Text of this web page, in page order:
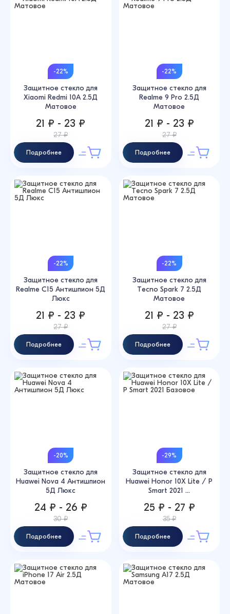
-22%
Защитное стекло для
Xiaomi Redmi 10A 2.5Д
Матовое
21 ₽ - 23 ₽
27 ₽
Подробнее
-22%
Защитное стекло для
Realme 9 Pro 2.5Д
Матовое
21 ₽ - 23 ₽
27 ₽
Подробнее
-22%
Защитное стекло для
Realme C15 Антишпион 5Д
Люкс
21 ₽ - 23 ₽
27 ₽
Подробнее
-22%
Защитное стекло для
Tecno Spark 7 2.5Д
Матовое
21 ₽ - 23 ₽
27 ₽
Подробнее
-20%
Защитное стекло для
Huawei Nova 4 Антишпион
5Д Люкс
24 ₽ - 26 ₽
30 ₽
Подробнее
-29%
Защитное стекло для
Huawei Honor 10X Lite / P
Smart 2021 ...
25 ₽ - 27 ₽
35 ₽
Подробнее